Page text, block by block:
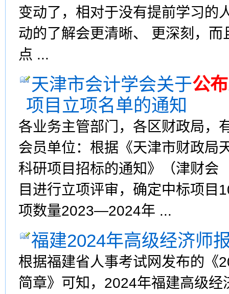
变动了，相对于没有提前学习的
动的了解会更清晰、 更深刻，
点 ...
天津市会计学会关于公布
项目立项名单的通知
各业务主管部门，各区财政局，
会员单位：根据《天津市财政
科研项目招标的通知》（津财会
目进行立项评审，确定中标项目
项数量2023—2024年 ...
福建2024年高级经济师
根据福建省人事考试网发布的《
简章》可知，2024年福建高级